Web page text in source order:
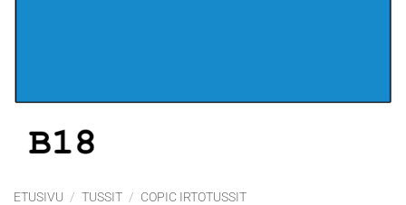
ETUSIVU / TUSSIT / COPIC IRTOTUSSIT